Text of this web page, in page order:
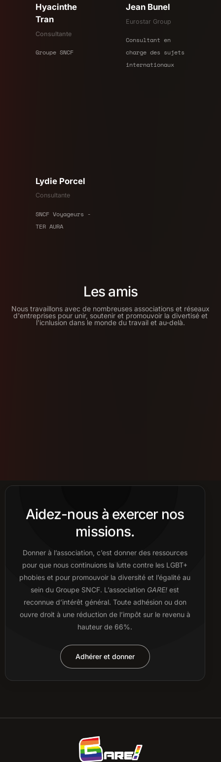
Hyacinthe
Tran
Consultante
Groupe SNCF
Jean Bunel
Eurostar Group
Consultant en
charge des sujets
internationaux
Lydie Porcel
Consultante
SNCF Voyageurs -
TER AURA
Les amis
Nous travaillons avec de nombreuses associations et réseaux
d'entreprises pour unir, soutenir et promouvoir la divertisé et
l'icnlusion dans le monde du travail et au-delà.
Aidez-nous à exercer nos
missions.
Donner à l’association, c’est donner des ressources
pour que nous continuions la lutte contre les LGBT+
phobies et pour promouvoir la diversité et l’égalité au
sein du Groupe SNCF. L’association GARE! est
reconnue d’intérêt général. Toute adhésion ou don
ouvre droit à une réduction de l’impôt sur le revenu à
hauteur de 66%.
Adhérer et donner